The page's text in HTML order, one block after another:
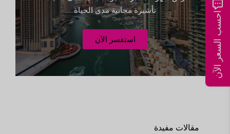
1
w
ü
c
t
e
e
تأشيرة مجانية مدى الحياة
استفسر الآن
مقالات مفيدة
احسب السعر الآن